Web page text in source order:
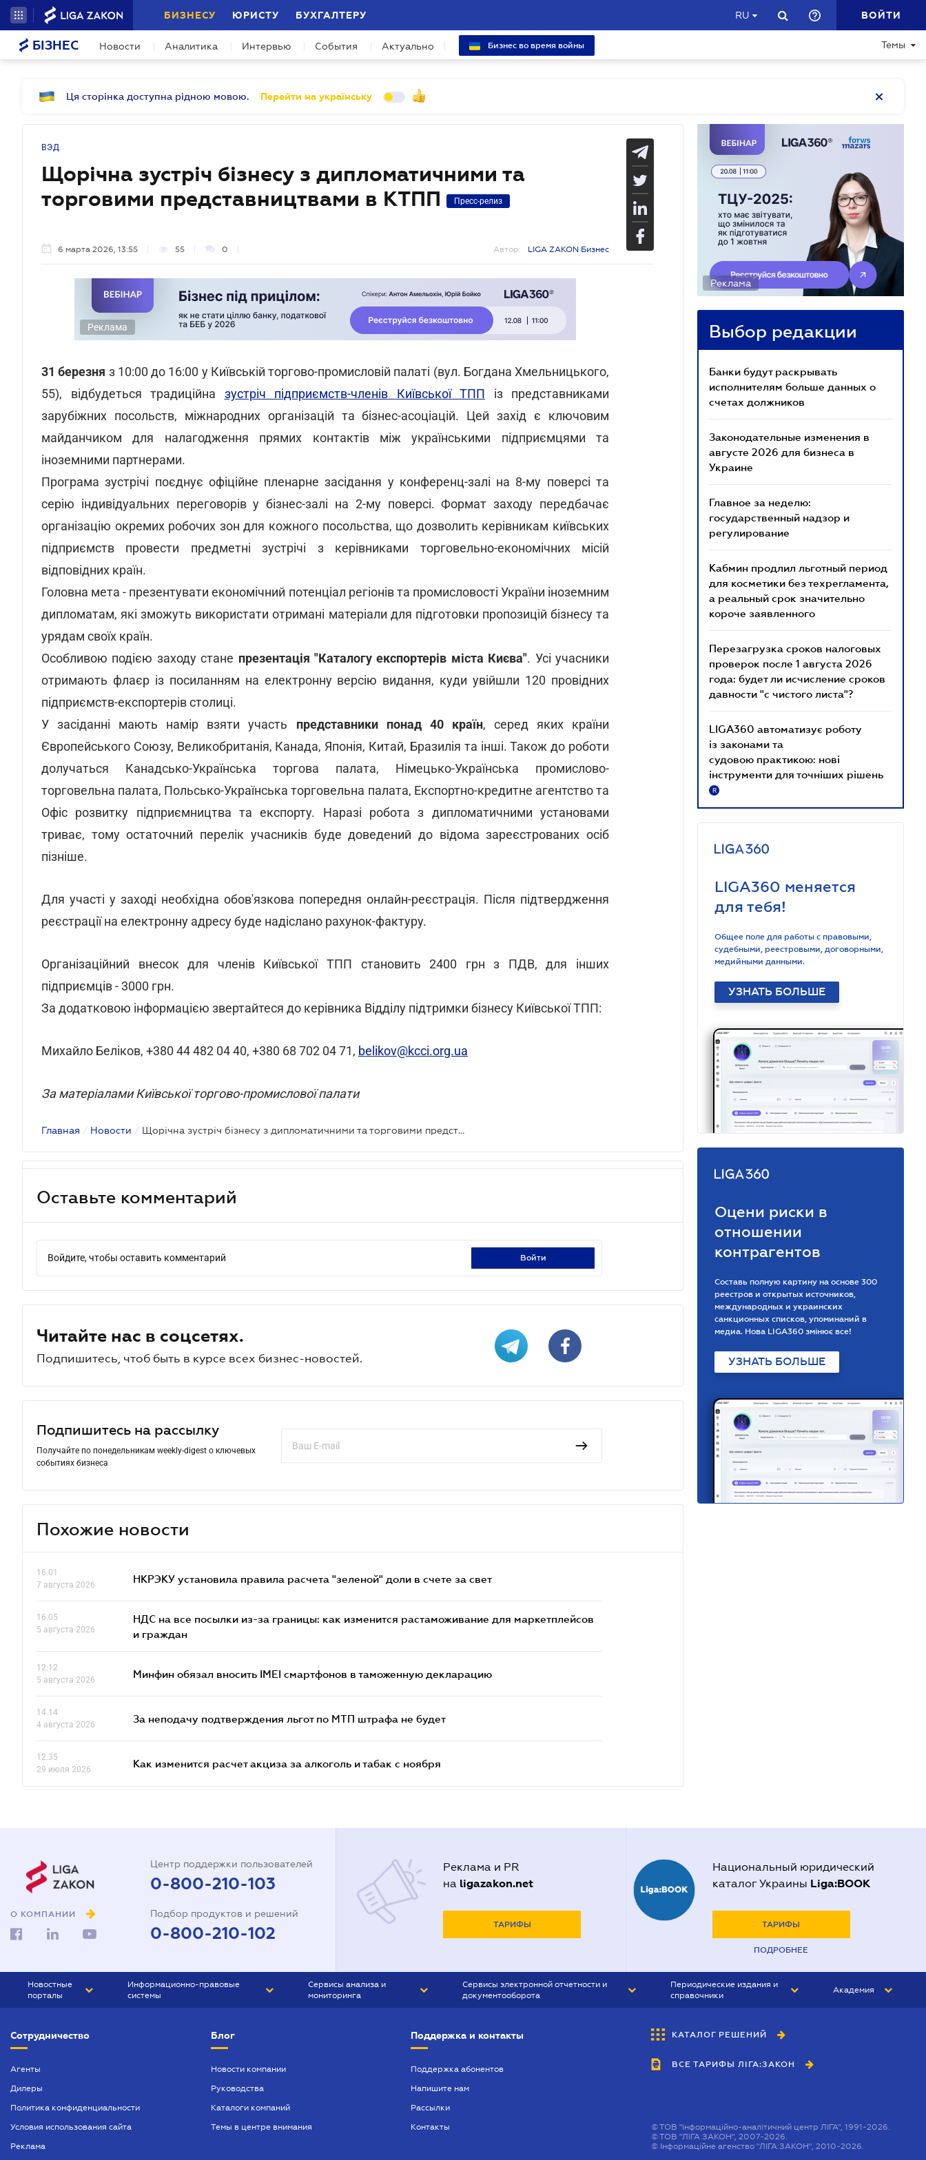
БИЗНЕСУ ЮРИСТУ БУХГАЛТЕРУ RU ВОЙТИ
БІЗНЕС Новости Аналитика Интервью События Актуально Бизнес во время войны Темы
Ця сторінка доступна рідною мовою. Перейти на українську
ВЭД
Щорічна зустріч бізнесу з дипломатичними та
торговими представництвами в КТПП
Пресс-релиз
6 марта 2026, 13:55 55 0 Автор: LIGA ZAKON Бизнес
Реклама
31 березня з 10:00 до 16:00 у Київській торгово-промисловій палаті (вул. Богдана Хмельницького,
55), відбудеться традиційна зустріч підприємств-членів Київської ТПП із представниками
зарубіжних посольств, міжнародних організацій та бізнес-асоціацій. Цей захід є ключовим
майданчиком для налагодження прямих контактів між українськими підприємцями та
іноземними партнерами.
Програма зустрічі поєднує офіційне пленарне засідання у конференц-залі на 8-му поверсі та
серію індивідуальних переговорів у бізнес-залі на 2-му поверсі. Формат заходу передбачає
організацію окремих робочих зон для кожного посольства, що дозволить керівникам київських
підприємств провести предметні зустрічі з керівниками торговельно-економічних місій
відповідних країн.
Головна мета - презентувати економічний потенціал регіонів та промисловості України іноземним
дипломатам, які зможуть використати отримані матеріали для підготовки пропозицій бізнесу та
урядам своїх країн.
Особливою подією заходу стане презентація "Каталогу експортерів міста Києва". Усі учасники
отримають флаєр із посиланням на електронну версію видання, куди увійшли 120 провідних
підприємств-експортерів столиці.
У засіданні мають намір взяти участь представники понад 40 країн, серед яких країни
Європейського Союзу, Великобританія, Канада, Японія, Китай, Бразилія та інші. Також до роботи
долучаться Канадсько-Українська торгова палата, Німецько-Українська промислово-
торговельна палата, Польсько-Українська торговельна палата, Експортно-кредитне агентство та
Офіс розвитку підприємництва та експорту. Наразі робота з дипломатичними установами
триває, тому остаточний перелік учасників буде доведений до відома зареєстрованих осіб
пізніше.
Для участі у заході необхідна обов'язкова попередня онлайн-реєстрація. Після підтвердження
реєстрації на електронну адресу буде надіслано рахунок-фактуру.
Організаційний внесок для членів Київської ТПП становить 2400 грн з ПДВ, для інших
підприємців - 3000 грн.
За додатковою інформацією звертайтеся до керівника Відділу підтримки бізнесу Київської ТПП:
Михайло Беліков, +380 44 482 04 40, +380 68 702 04 71, belikov@kcci.org.ua
За матеріалами Київської торгово-промислової палати
Главная / Новости / Щорічна зустріч бізнесу з дипломатичними та торговими представництвами в КТПП
Оставьте комментарий
Войдите, чтобы оставить комментарий войти
Читайте нас в соцсетях.
Подпишитесь, чтоб быть в курсе всех бизнес-новостей.
Подпишитесь на рассылку
Получайте по понедельникам weekly-digest о ключевых
событиях бизнеса
Похожие новости
16.01
7 августа 2026
НКРЭКУ установила правила расчета "зеленой" доли в счете за свет
16.05
5 августа 2026
НДС на все посылки из-за границы: как изменится растаможивание для маркетплейсов
и граждан
12.12
5 августа 2026
Минфин обязал вносить IMEI смартфонов в таможенную декларацию
14.14
4 августа 2026
За неподачу подтверждения льгот по МТП штрафа не будет
12.35
29 июля 2026
Как изменится расчет акциза за алкоголь и табак с ноября
Реклама
Выбор редакции
Банки будут раскрывать
исполнителям больше данных о
счетах должников
Законодательные изменения в
августе 2026 для бизнеса в
Украине
Главное за неделю:
государственный надзор и
регулирование
Кабмин продлил льготный период
для косметики без техрегламента,
а реальный срок значительно
короче заявленного
Перезагрузка сроков налоговых
проверок после 1 августа 2026
года: будет ли исчисление сроков
давности "с чистого листа"?
LIGA360 автоматизує роботу
із законами та
судовою практикою: нові
інструменти для точніших рішень
R
LIGA360 меняется
для тебя!
Общее поле для работы с правовыми,
судебными, реестровыми, договорными,
медийными данными.
УЗНАТЬ БОЛЬШЕ
Оцени риски в
отношении
контрагентов
Составь полную картину на основе 300
реестров и открытых источников,
международных и украинских
санкционных списков, упоминаний в
медиа. Нова LIGA360 змінює все!
УЗНАТЬ БОЛЬШЕ
О КОМПАНИИ
Центр поддержки пользователей
0-800-210-103
Подбор продуктов и решений
0-800-210-102
Реклама и PR
на ligazakon.net
ТАРИФЫ
Национальный юридический
каталог Украины Liga:BOOK
ТАРИФЫ
ПОДРОБНЕЕ
Новостные
порталы
БИЗНЕС
Информационно-правовые
системы
БУХГАЛТЕР ПРОФ
ЮРИСТ ПРОФ
Сервисы анализа и
мониторинга
Сервисы электронной отчетности и
документооборота
Периодические издания и
справочники
БУХГАЛТЕР&ЗАКОН
ВЕСТНИК МСФО
Академия
Сотрудничество
Агенты
Дилеры
Политика конфиденциальности
Условия использования сайта
Реклама
Блог
Новости компании
Руководства
Каталоги компаний
Темы в центре внимания
Поддержка и контакты
Поддержка абонентов
Напишите нам
Рассылки
Контакты
КАТАЛОГ РЕШЕНИЙ
ВСЕ ТАРИФЫ ЛІГА:ЗАКОН
©ТОВ "інформаційно-аналітичний центр ЛІГА", 1991-2026.
©ТОВ "ЛІГА ЗАКОН", 2007-2026.
© Інформаційне агенство "ЛІГА:ЗАКОН", 2010-2026.